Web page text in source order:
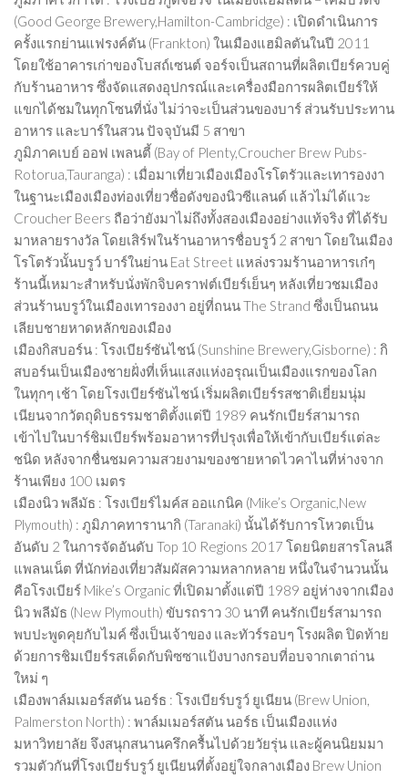
(Good George Brewery,Hamilton-Cambridge) : เปิดดำเนินการ
ครั้งแรกย่านแฟรงค์ตัน (Frankton) ในเมืองแฮมิลตันในปี 2011
โดยใช้อาคารเก่าของโบสถ์เซนต์ จอร์จเป็นสถานที่ผลิตเบียร์ควบคู่
กับร้านอาหาร ซึ่งจัดแสดงอุปกรณ์และเครื่องมือการผลิตเบียร์ให้
แขกได้ชมในทุกโซนที่นั่ง ไม่ว่าจะเป็นส่วนของบาร์ ส่วนรับประทาน
อาหาร และบาร์ในสวน ปัจจุบันมี 5 สาขา
ภูมิภาคเบย์ ออฟ เพลนตี้ (Bay of Plenty,Croucher Brew Pubs-
Rotorua,Tauranga) : เมื่อมาเที่ยวเมืองเมืองโรโตรัวและเทารองงา
ในฐานะเมืองเมืองท่องเที่ยวชื่อดังของนิวซีแลนด์ แล้วไม่ได้แวะ
Croucher Beers ถือว่ายังมาไม่ถึงทั้งสองเมืองอย่างแท้จริง ที่ได้รับ
มาหลายรางวัล โดยเสิร์ฟในร้านอาหารชื่อบรูว์ 2 สาขา โดยในเมือง
โรโตรัวนั้นบรูว์ บาร์ในย่าน Eat Street แหล่งรวมร้านอาหารเก๋ๆ
ร้านนี้เหมาะสำหรับนั่งพักจิบคราฟต์เบียร์เย็นๆ หลังเที่ยวชมเมือง
ส่วนร้านบรูว์ในเมืองเทารองงา อยู่ที่ถนน The Strand ซึ่งเป็นถนน
เลียบชายหาดหลักของเมือง
เมืองกิสบอร์น : โรงเบียร์ซันไชน์ (Sunshine Brewery,Gisborne) : กิ
สบอร์นเป็นเมืองชายฝั่งที่เห็นแสงแห่งอรุณเป็นเมืองแรกของโลก
ในทุกๆ เช้า โดยโรงเบียร์ซันไชน์ เริ่มผลิตเบียร์รสชาติเยี่ยมนุ่ม
เนียนจากวัตถุดิบธรรมชาติตั้งแต่ปี 1989 คนรักเบียร์สามารถ
เข้าไปในบาร์ชิมเบียร์พร้อมอาหารที่ปรุงเพื่อให้เข้ากับเบียร์แต่ละ
ชนิด หลังจากชื่นชมความสวยงามของชายหาดไวคาไนที่ห่างจาก
ร้านเพียง 100 เมตร
เมืองนิว พลีมัธ : โรงเบียร์ไมค์ส ออแกนิค (Mike’s Organic,New
Plymouth) : ภูมิภาคทารานากิ (Taranaki) นั้นได้รับการโหวตเป็น
อันดับ 2 ในการจัดอันดับ Top 10 Regions 2017 โดยนิตยสารโลนลี
แพลนเน็ต ที่นักท่องเที่ยวสัมผัสความหลากหลาย หนึ่งในจำนวนนั้น
คือโรงเบียร์ Mike’s Organic ที่เปิดมาตั้งแต่ปี 1989 อยู่ห่างจากเมือง
นิว พลีมัธ (New Plymouth) ขับรถราว 30 นาที คนรักเบียร์สามารถ
พบปะพูดคุยกับไมค์ ซึ่งเป็นเจ้าของ และทัวร์รอบๆ โรงผลิต ปิดท้าย
ด้วยการชิมเบียร์รสเด็ดกับพิซซาแป้งบางกรอบที่อบจากเตาถ่าน
ใหม่ ๆ
เมืองพาล์มเมอร์สตัน นอร์ธ : โรงเบียร์บรูว์ ยูเนียน (Brew Union,
Palmerston North) : พาล์มเมอร์สตัน นอร์ธ เป็นเมืองแห่ง
มหาวิทยาลัย จึงสนุกสนานครึกครื้นไปด้วยวัยรุ่น และผู้คนนิยมมา
รวมตัวกันที่โรงเบียร์บรูว์ ยูเนียนที่ตั้งอยู่ใจกลางเมือง Brew Union